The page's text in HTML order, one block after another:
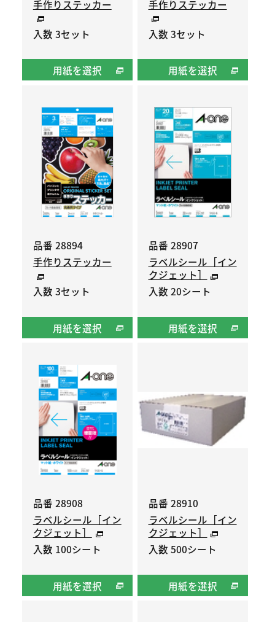
手作りステッカー
入数 3セット
用紙を選択
手作りステッカー
入数 3セット
用紙を選択
品番 28894
手作りステッカー
入数 3セット
用紙を選択
品番 28907
ラベルシール［イン
クジェット］
入数 20シート
用紙を選択
品番 28908
ラベルシール［イン
クジェット］
入数 100シート
用紙を選択
品番 28910
ラベルシール［イン
クジェット］
入数 500シート
用紙を選択